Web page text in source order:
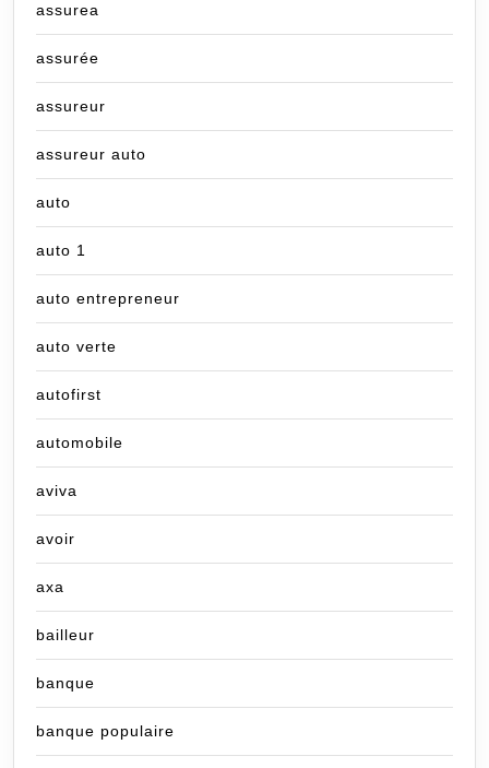
assurea
assurée
assureur
assureur auto
auto
auto 1
auto entrepreneur
auto verte
autofirst
automobile
aviva
avoir
axa
bailleur
banque
banque populaire